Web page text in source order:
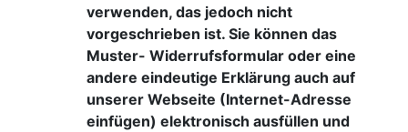
verwenden, das jedoch nicht
vorgeschrieben ist. Sie können das
Muster- Widerrufsformular oder eine
andere eindeutige Erklärung auch auf
unserer Webseite (Internet-Adresse
einfügen) elektronisch ausfüllen und